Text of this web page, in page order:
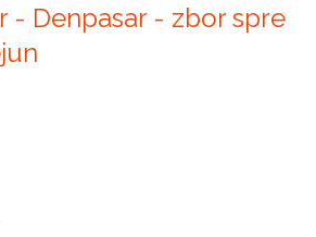
- Denpasar - zbor spre